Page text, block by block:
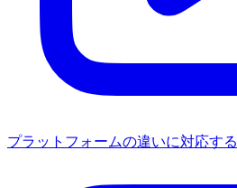
プラットフォームの違いに対応する